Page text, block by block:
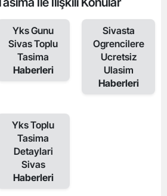
Yks Gunu
Sivas Toplu
Tasima
Haberleri
Sivasta
Ogrencilere
Ucretsiz
Ulasim
Haberleri
Yks Toplu
Tasima
Detaylari
Sivas
Haberleri